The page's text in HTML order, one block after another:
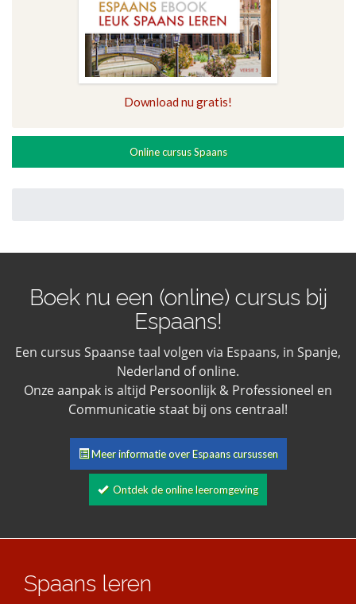
Download nu gratis!
Online cursus Spaans
Boek nu een (online) cursus bij
Espaans!
Een cursus Spaanse taal volgen via Espaans, in Spanje,
Nederland of online.
Onze aanpak is altijd Persoonlijk & Professioneel en
Communicatie staat bij ons centraal!
Meer informatie over Espaans cursussen
Ontdek de online leeromgeving
Spaans leren